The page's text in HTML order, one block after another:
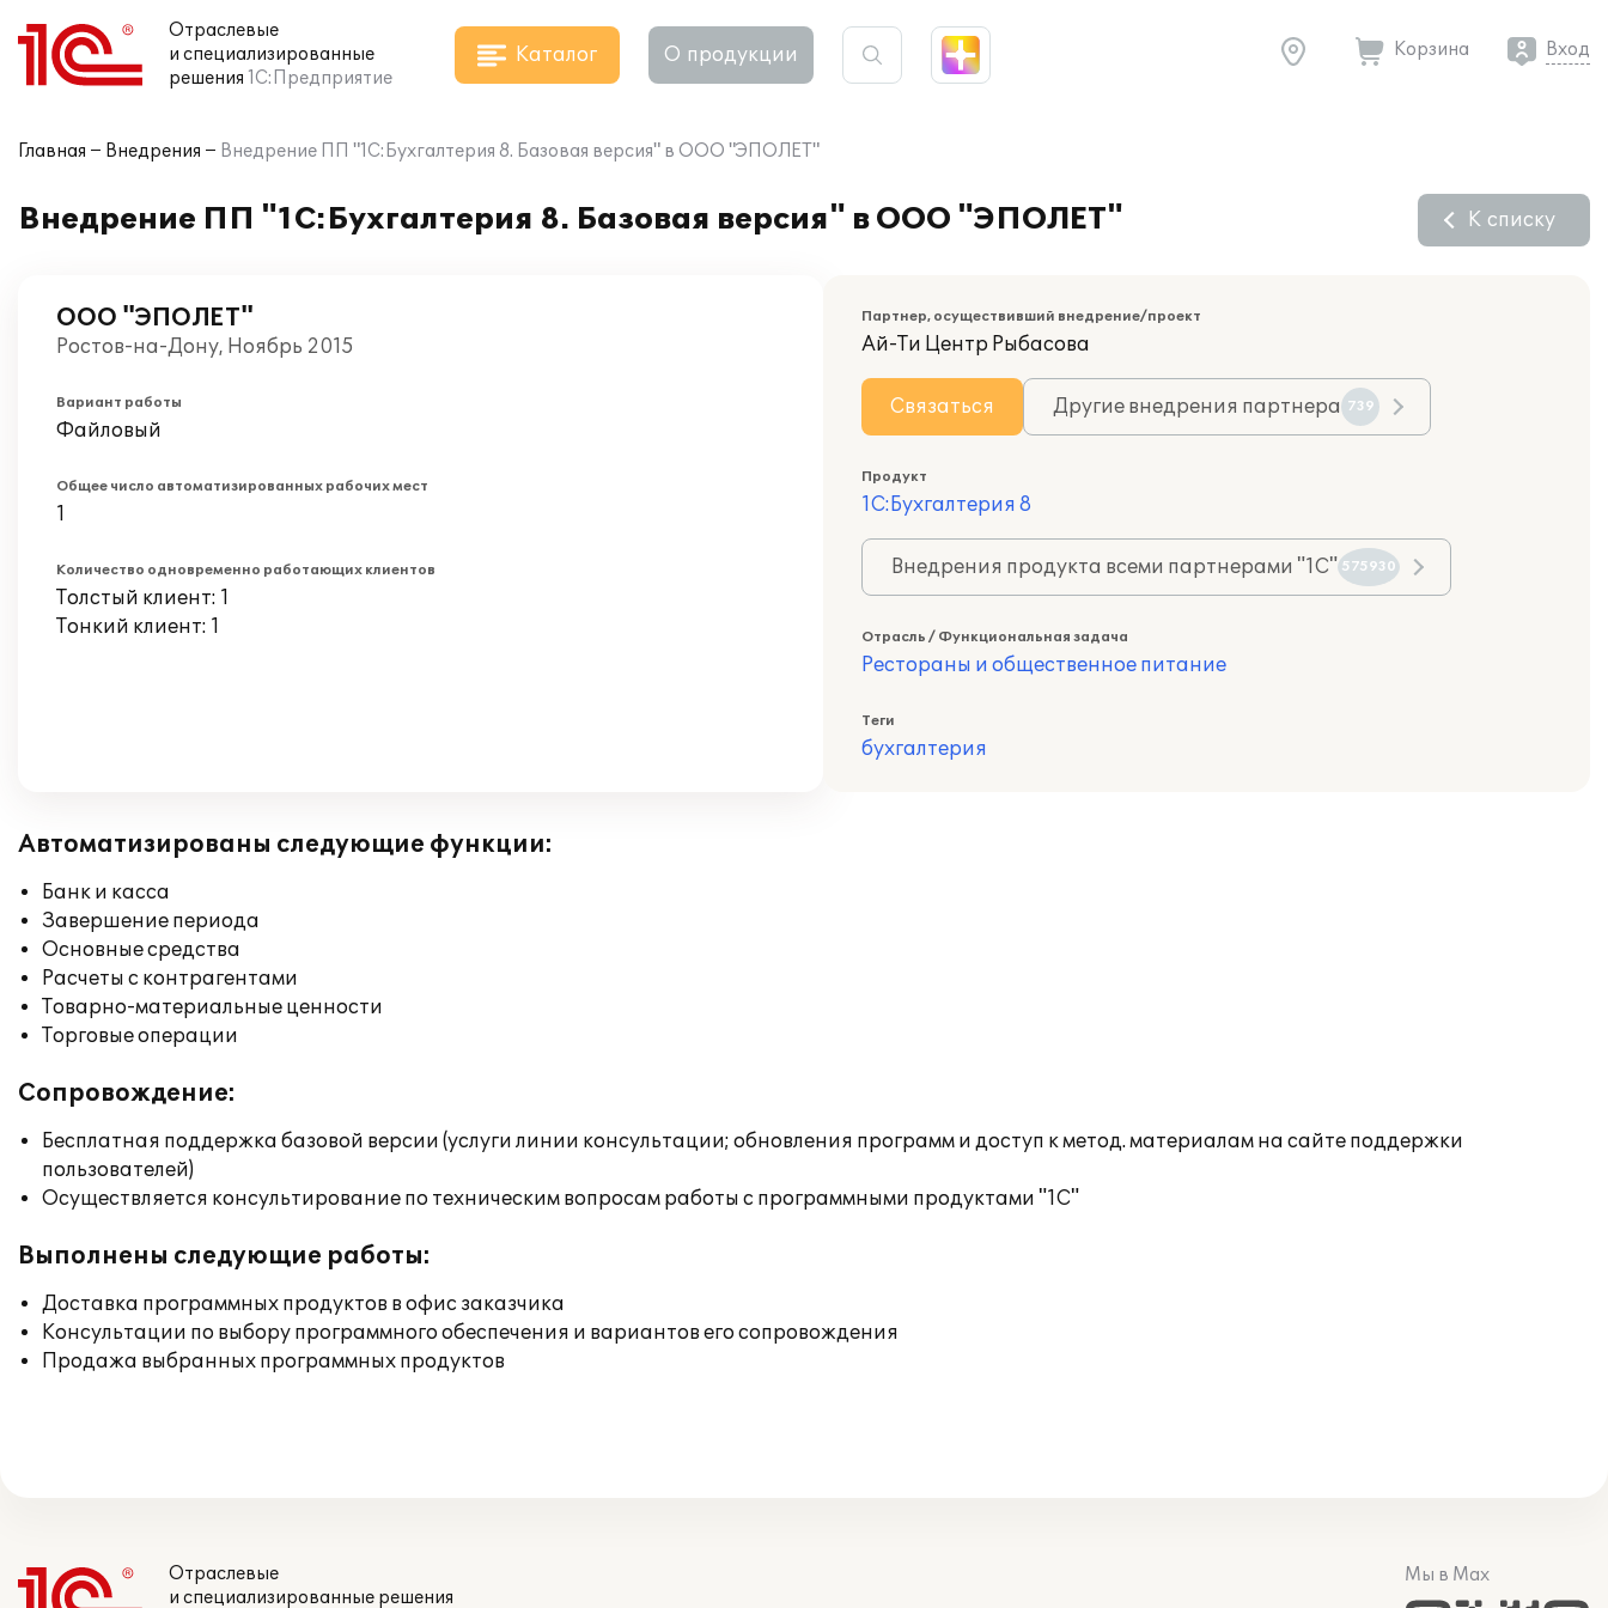
Отраслевые
и специализированные
решения 1С:Предприятие
Каталог О продукции Корзина Вход
Главная Внедрения Внедрение ПП "1С:Бухгалтерия 8. Базовая версия" в ООО "ЭПОЛЕТ"
Внедрение ПП "1С:Бухгалтерия 8. Базовая версия" в ООО "ЭПОЛЕТ" К списку
ООО "ЭПОЛЕТ"
Ростов-на-Дону, Ноябрь 2015
Вариант работы
Файловый
Общее число автоматизированных рабочих мест
1
Количество одновременно работающих клиентов
Толстый клиент: 1
Тонкий клиент: 1
Партнер, осуществивший внедрение/проект
Ай-Ти Центр Рыбасова
Связаться Другие внедрения партнера 739
Продукт
1С:Бухгалтерия 8
Внедрения продукта всеми партнерами "1С" 575930
Отрасль / Функциональная задача
Рестораны и общественное питание
Теги
бухгалтерия
Автоматизированы следующие функции:
Банк и касса
Завершение периода
Основные средства
Расчеты с контрагентами
Товарно-материальные ценности
Торговые операции
Сопровождение:
Бесплатная поддержка базовой версии (услуги линии консультации; обновления программ и доступ к метод. материалам на сайте поддержки
пользователей)
Осуществляется консультирование по техническим вопросам работы с программными продуктами "1С"
Выполнены следующие работы:
Доставка программных продуктов в офис заказчика
Консультации по выбору программного обеспечения и вариантов его сопровождения
Продажа выбранных программных продуктов
Отраслевые
и специализированные решения
Мы в Max